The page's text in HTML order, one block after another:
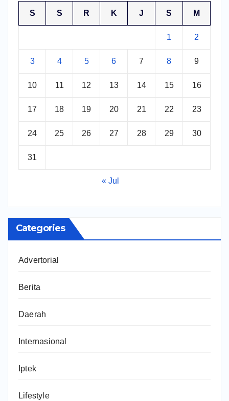
S S R K J S M
1 2
3 4 5 6 7 8 9
10 11 12 13 14 15 16
17 18 19 20 21 22 23
24 25 26 27 28 29 30
31
« Jul
Categories
Advertorial
Berita
Daerah
Internasional
Iptek
Lifestyle